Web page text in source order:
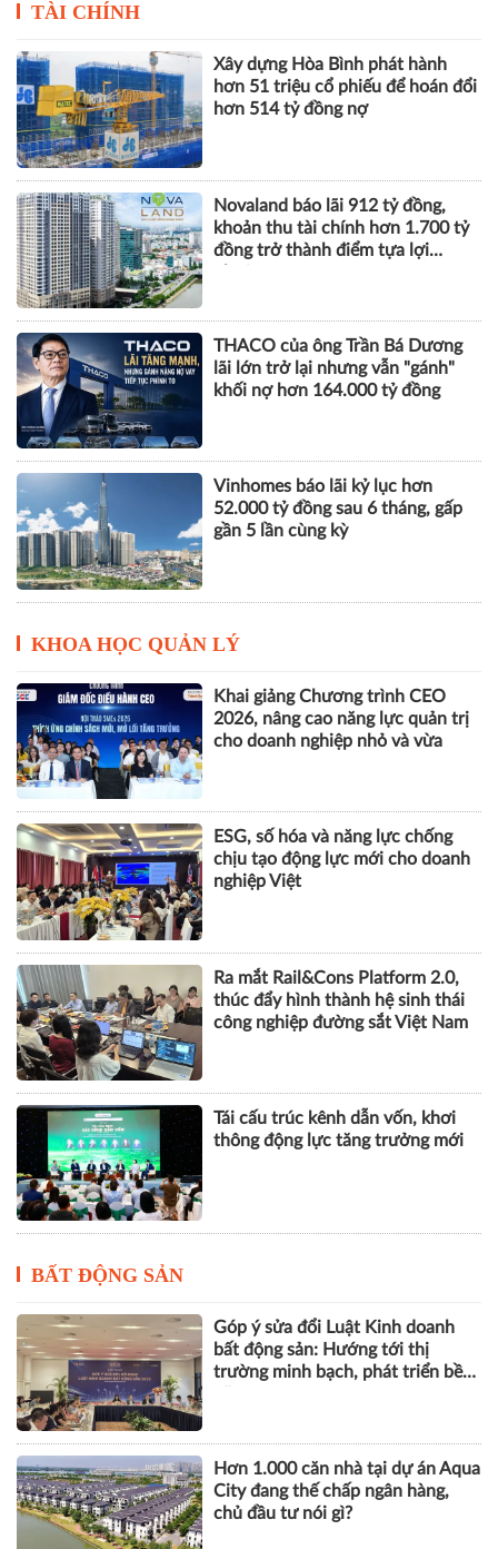
TÀI CHÍNH
Xây dựng Hòa Bình phát hành
hơn 51 triệu cổ phiếu để hoán đổi
hơn 514 tỷ đồng nợ
Novaland báo lãi 912 tỷ đồng,
khoản thu tài chính hơn 1.700 tỷ
đồng trở thành điểm tựa lợi
THACO của ông Trần Bá Dương
lãi lớn trở lại nhưng vẫn "gánh"
khối nợ hơn 164.000 tỷ đồng
Vinhomes báo lãi kỷ lục hơn
52.000 tỷ đồng sau 6 tháng, gấp
gần 5 lần cùng kỳ
KHOA HỌC QUẢN LÝ
Khai giảng Chương trình CEO
2026, nâng cao năng lực quản trị
cho doanh nghiệp nhỏ và vừa
ESG, số hóa và năng lực chống
chịu tạo động lực mới cho doanh
nghiệp Việt
Ra mắt Rail&Cons Platform 2.0,
thúc đẩy hình thành hệ sinh thái
công nghiệp đường sắt Việt Nam
Tái cấu trúc kênh dẫn vốn, khơi
thông động lực tăng trưởng mới
BẤT ĐỘNG SẢN
Góp ý sửa đổi Luật Kinh doanh
bất động sản: Hướng tới thị
trường minh bạch, phát triển bền
Hơn 1.000 căn nhà tại dự án Aqua
City đang thế chấp ngân hàng,
chủ đầu tư nói gì?